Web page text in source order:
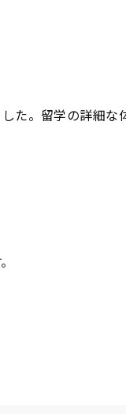
た。留学の詳細な